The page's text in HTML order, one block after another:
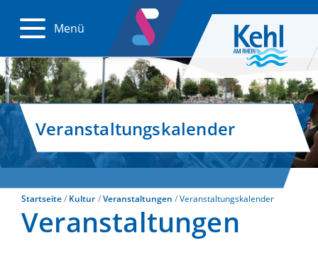
Menü
Veranstaltungskalender
Startseite Kultur Veranstaltungen Veranstaltungskalender
Veranstaltungen